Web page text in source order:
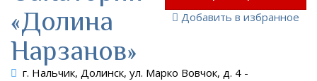
Добавить в избранное
«Долина
Нарзанов»
г. Нальчик, Долинск, ул. Марко Вовчок, д. 4 -